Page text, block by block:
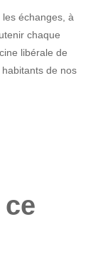
échanges, à
chaque
libérale de
habitants de nos